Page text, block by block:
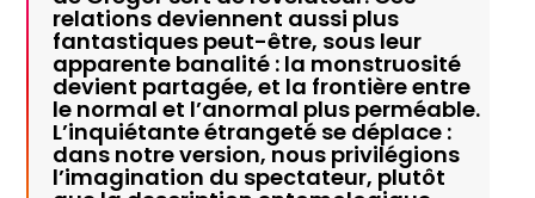
relations deviennent aussi plus
fantastiques peut-être, sous leur
apparente banalité : la monstruosité
devient partagée, et la frontière entre
le normal et l’anormal plus perméable.
L’inquiétante étrangeté se déplace :
dans notre version, nous privilégions
l’imagination du spectateur, plutôt